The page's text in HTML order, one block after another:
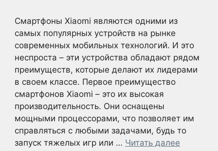
Смартфоны Xiaomi являются одними из
самых популярных устройств на рынке
современных мобильных технологий. И это
неспроста – эти устройства обладают рядом
преимуществ, которые делают их лидерами
в своем классе. Первое преимущество
смартфонов Xiaomi – это их высокая
производительность. Они оснащены
мощными процессорами, что позволяет им
справляться с любыми задачами, будь то
запуск тяжелых игр или … Читать далее